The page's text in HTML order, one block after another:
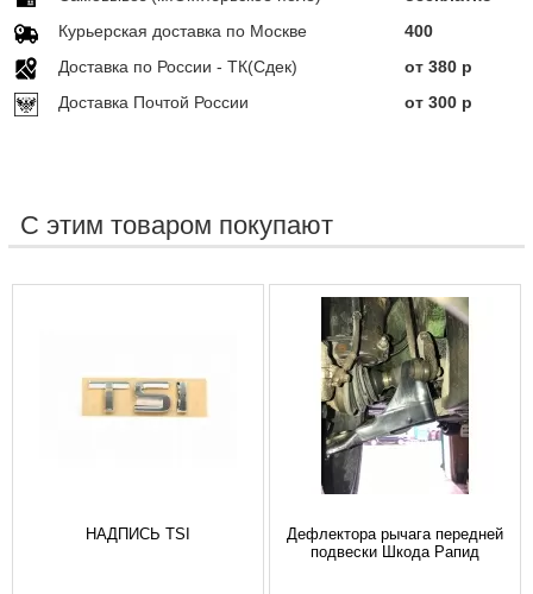
Курьерская доставка по Москве
400
Доставка по Росcии - ТК(Сдек)
от 380 р
Доставка Почтой России
от 300 р
С этим товаром покупают
НАДПИСЬ TSI
Дефлектора рычага передней
подвески Шкода Рапид